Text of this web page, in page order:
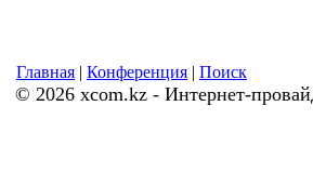
Главная | Конференция | Поиск
© 2026 xcom.kz - Интернет-